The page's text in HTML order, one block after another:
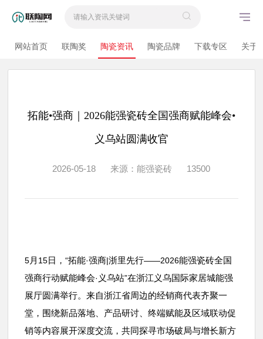
网站首页 联陶奖 陶瓷资讯 陶瓷品牌 下载专区 关于
拓能•强商｜2026能强瓷砖全国强商赋能峰会•
义乌站圆满收官
2026-05-18 来源：能强瓷砖 13500
5月 15日，“拓能·强商|浙里先行——2026能强瓷砖全国
强商行动赋能峰会· 义乌站”在浙江义乌国际家居城能强
展厅圆满举行。来自浙江省周边的经销商代表齐聚一
堂，围绕新品落地、产品研讨、终端赋能及区域联动促
销等内容展开深度交流，共同探寻市场破局与增长新方